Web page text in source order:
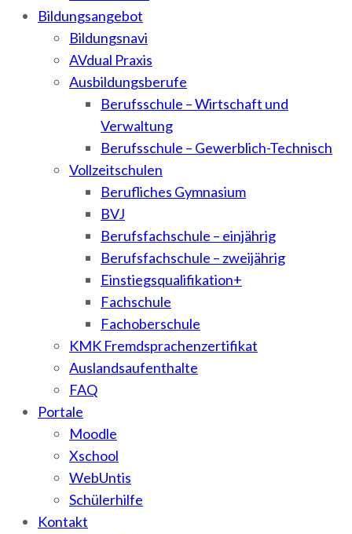
Bildungsangebot
Bildungsnavi
AVdual Praxis
Ausbildungsberufe
Berufsschule – Wirtschaft und
Verwaltung
Berufsschule – Gewerblich-Technisch
Vollzeitschulen
Berufliches Gymnasium
BVJ
Berufsfachschule – einjährig
Berufsfachschule – zweijährig
Einstiegsqualifikation+
Fachschule
Fachoberschule
KMK Fremdsprachenzertifikat
Auslandsaufenthalte
FAQ
Portale
Moodle
Xschool
WebUntis
Schülerhilfe
Kontakt